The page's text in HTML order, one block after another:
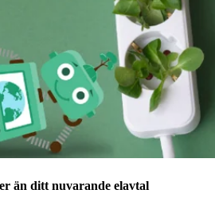
än ditt nuvarande elavtal